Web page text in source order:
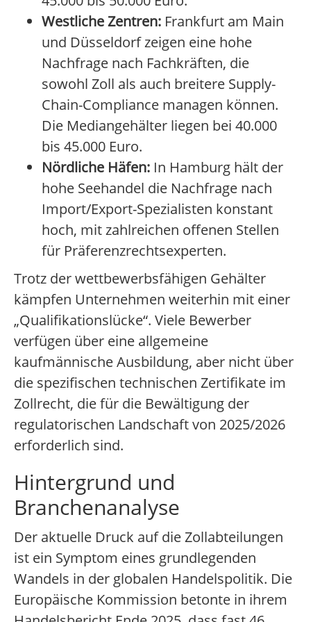
Westliche Zentren: Frankfurt am Main
und Düsseldorf zeigen eine hohe
Nachfrage nach Fachkräften, die
sowohl Zoll als auch breitere Supply-
Chain-Compliance managen können.
Die Mediangehälter liegen bei 40.000
bis 45.000 Euro.
Nördliche Häfen: In Hamburg hält der
hohe Seehandel die Nachfrage nach
Import/Export-Spezialisten konstant
hoch, mit zahlreichen offenen Stellen
für Präferenzrechtsexperten.
Trotz der wettbewerbsfähigen Gehälter
kämpfen Unternehmen weiterhin mit einer
„Qualifikationslücke“. Viele Bewerber
verfügen über eine allgemeine
kaufmännische Ausbildung, aber nicht über
die spezifischen technischen Zertifikate im
Zollrecht, die für die Bewältigung der
regulatorischen Landschaft von 2025/2026
erforderlich sind.
Hintergrund und
Branchenanalyse
Der aktuelle Druck auf die Zollabteilungen
ist ein Symptom eines grundlegenden
Wandels in der globalen Handelspolitik. Die
Europäische Kommission betonte in ihrem